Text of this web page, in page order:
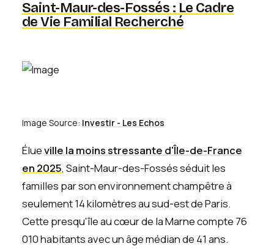
Saint-Maur-des-Fossés : Le Cadre
de Vie Familial Recherché
Image Source: Investir - Les Echos
Élueville la moins stressante d'Île-de-France
en 2025, Saint-Maur-des-Fossés séduit les
familles par son environnement champêtre à
seulement 14 kilomètres au sud-est de Paris.
Cette presqu'île au cœur de la Marne compte 76
010 habitants avec un âge médian de 41 ans.